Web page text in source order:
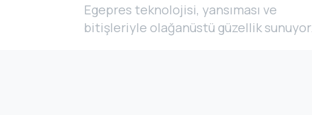
Egepres teknolojisi, yansıması ve
bitişleriyle olağanüstü güzellik sunuyor.